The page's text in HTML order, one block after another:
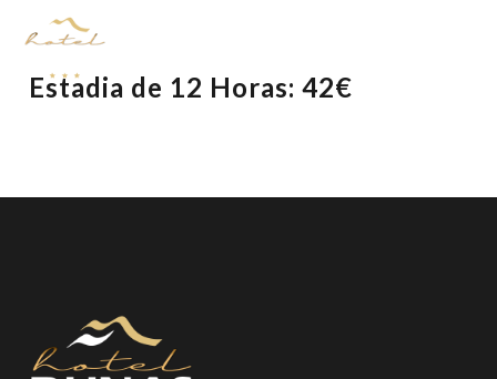
Estadia de 12 Horas: 42€